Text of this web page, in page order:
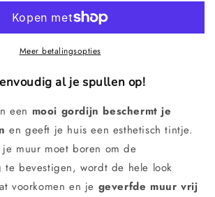
voor
ophangen
Meer betalingsopties
al je spullen op!
een mooi gordijn beschermt je
en geeft je huis een esthetisch tintje.
muur moet boren om de
te bevestigen, wordt de hele look
voorkomen en je geverfde muur vrij